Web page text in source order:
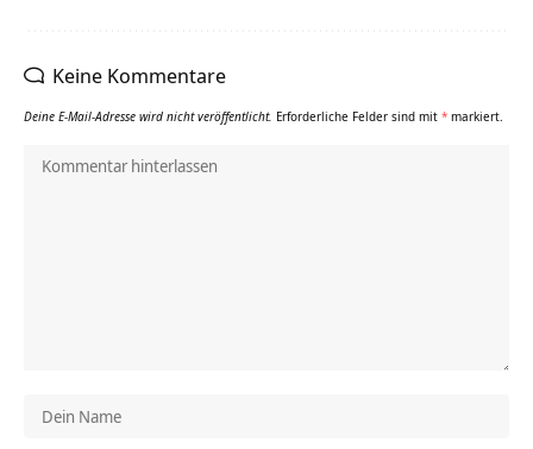
Keine Kommentare
Deine E-Mail-Adresse wird nicht veröffentlicht. Erforderliche Felder sind mit * markiert.